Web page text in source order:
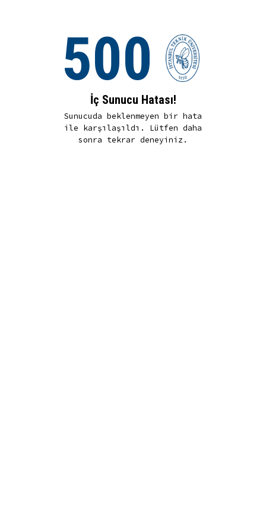
500
İç Sunucu Hatası!
Sunucuda beklenmeyen bir hata
ile karşılaşıldı. Lütfen daha
sonra tekrar deneyiniz.